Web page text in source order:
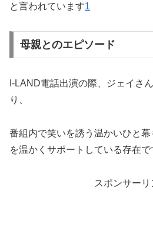
と言われています1
母親とのエピソード
I-LAND電話出演の際、ジェイさ
り、
番組内で笑いを誘う温かいひと
を温かくサポートしている存在で
スポンサーリ